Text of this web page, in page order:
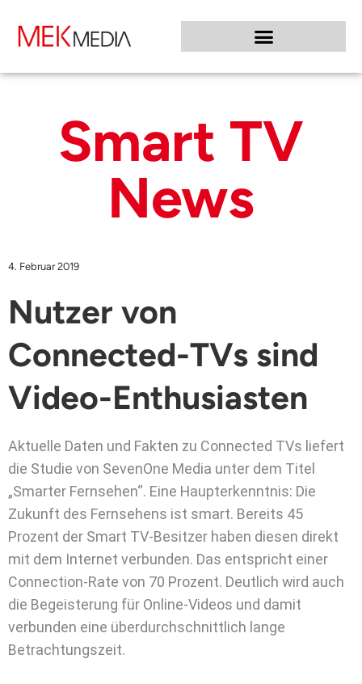
Smart TV
News
4. Februar 2019
Nutzer von
Connected-TVs sind
Video-Enthusiasten
Aktuelle Daten und Fakten zu Connected TVs liefert
die Studie von SevenOne Media unter dem Titel
„Smarter Fernsehen“. Eine Haupterkenntnis: Die
Zukunft des Fernsehens ist smart. Bereits 45
Prozent der Smart TV-Besitzer haben diesen direkt
mit dem Internet verbunden. Das entspricht einer
Connection-Rate von 70 Prozent. Deutlich wird auch
die Begeisterung für Online-Videos und damit
verbunden eine überdurchschnittlich lange
Betrachtungszeit.